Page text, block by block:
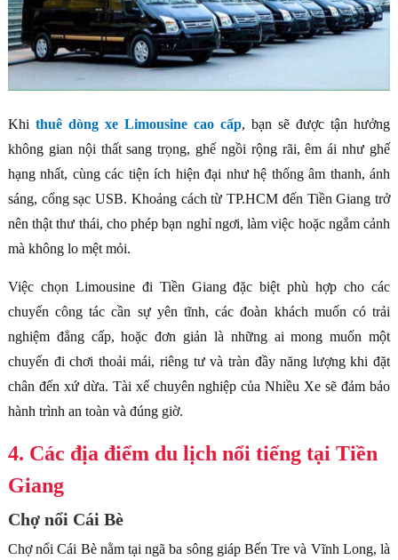
Khi thuê dòng xe Limousine cao cấp, bạn sẽ được tận hưởng
không gian nội thất sang trọng, ghế ngồi rộng rãi, êm ái như ghế
hạng nhất, cùng các tiện ích hiện đại như hệ thống âm thanh, ánh
sáng, cổng sạc USB. Khoảng cách từ TP.HCM đến Tiền Giang trở
nên thật thư thái, cho phép bạn nghỉ ngơi, làm việc hoặc ngắm cảnh
mà không lo mệt mỏi.
Việc chọn Limousine đi Tiền Giang đặc biệt phù hợp cho các
chuyến công tác cần sự yên tĩnh, các đoàn khách muốn có trải
nghiệm đẳng cấp, hoặc đơn giản là những ai mong muốn một
chuyến đi chơi thoải mái, riêng tư và tràn đầy năng lượng khi đặt
chân đến xứ dừa. Tài xế chuyên nghiệp của Nhiều Xe sẽ đảm bảo
hành trình an toàn và đúng giờ.
4. Các địa điểm du lịch nổi tiếng tại Tiền
Giang
Chợ nổi Cái Bè
Chợ nổi Cái Bè nằm tại ngã ba sông giáp Bến Tre và Vĩnh Long, là